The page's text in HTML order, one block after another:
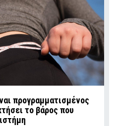
προγραμματισμένος
το βάρος που